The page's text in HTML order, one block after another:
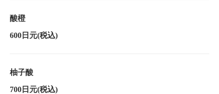
酸橙
600日元(税込)
柚子酸
700日元(税込)